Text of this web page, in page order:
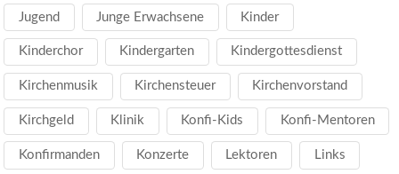
Jugend Junge Erwachsene Kinder
Kinderchor Kindergarten Kindergottesdienst
Kirchenmusik Kirchensteuer Kirchenvorstand
Kirchgeld Klinik Konfi-Kids Konfi-Mentoren
Konfirmanden Konzerte Lektoren Links